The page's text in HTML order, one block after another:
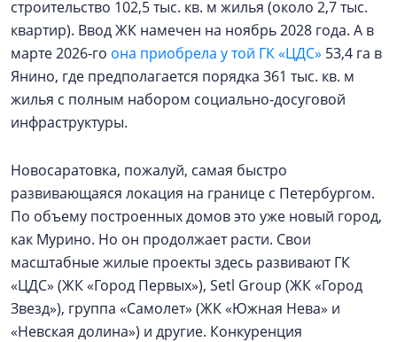
строительство 102,5 тыс. кв. м жилья (около 2,7 тыс.
квартир). Ввод ЖК намечен на ноябрь 2028 года. А в
марте 2026-го она приобрела у той ГК «ЦДС» 53,4 га в
Янино, где предполагается порядка 361 тыс. кв. м
жилья с полным набором социально-досуговой
инфраструктуры.
Новосаратовка, пожалуй, самая быстро
развивающаяся локация на границе с Петербургом.
По объему построенных домов это уже новый город,
как Мурино. Но он продолжает расти. Свои
масштабные жилые проекты здесь развивают ГК
«ЦДС» (ЖК «Город Первых»), Setl Group (ЖК «Город
Звезд»), группа «Самолет» (ЖК «Южная Нева» и
«Невская долина») и другие. Конкуренция